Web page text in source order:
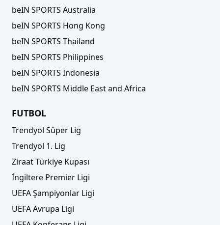
beIN SPORTS Australia
beIN SPORTS Hong Kong
beIN SPORTS Thailand
beIN SPORTS Philippines
beIN SPORTS Indonesia
beIN SPORTS Middle East and Africa
FUTBOL
Trendyol Süper Lig
Trendyol 1. Lig
Ziraat Türkiye Kupası
İngiltere Premier Ligi
UEFA Şampiyonlar Ligi
UEFA Avrupa Ligi